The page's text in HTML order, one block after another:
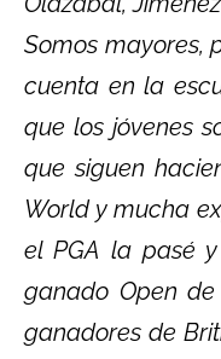
Somos mayores,
cuenta en la
que los jóvenes
que siguen
World y mucha
el PGA la pasé
ganado Open
ganadores de